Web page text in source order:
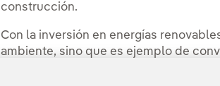
construcción.
Con la inversión en energías
ambiente, sino que es ejemplo de